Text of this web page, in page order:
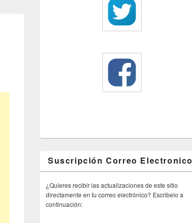
Suscripción Correo Electronico
¿Quieres recibir las actualizaciones de este sitio
directamente en tu correo electrónico? Escribelo a
continuación: